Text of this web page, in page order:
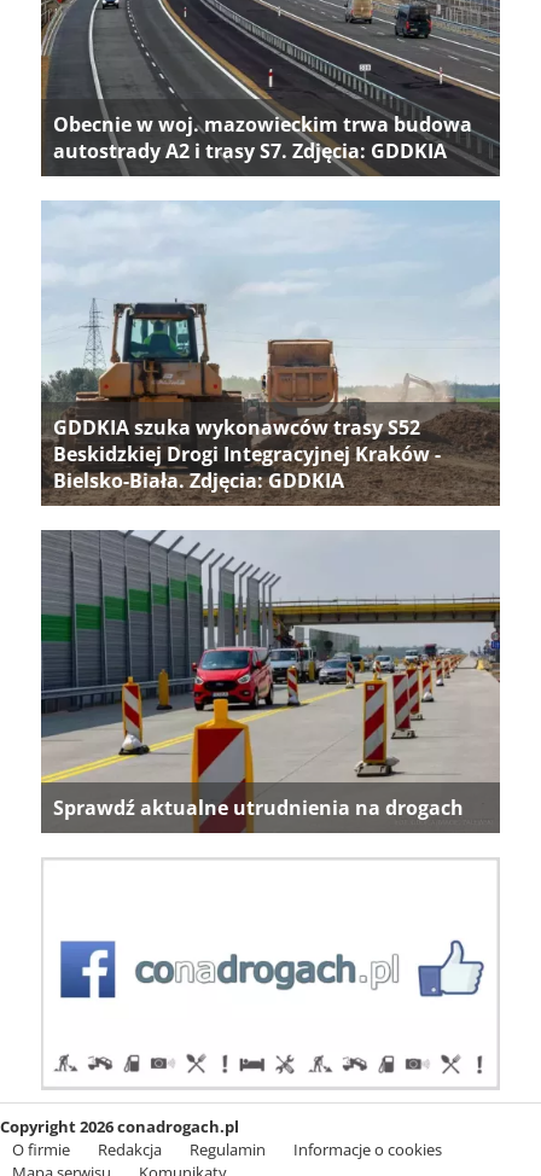
Obecnie w woj. mazowieckim trwa budowa
autostrady A2 i trasy S7. Zdjęcia: GDDKIA
GDDKIA szuka wykonawców trasy S52
Beskidzkiej Drogi Integracyjnej Kraków -
Bielsko-Biała. Zdjęcia: GDDKIA
Sprawdź aktualne utrudnienia na drogach
Copyright 2026 conadrogach.pl
O firmie
Redakcja Regulamin
Informacje o cookies